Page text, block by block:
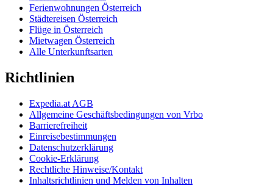
Ferienwohnungen Österreich
Städtereisen Österreich
Flüge in Österreich
Mietwagen Österreich
Alle Unterkunftsarten
Richtlinien
Expedia.at AGB
Allgemeine Geschäftsbedingungen von Vrbo
Barrierefreiheit
Einreisebestimmungen
Datenschutzerklärung
Cookie-Erklärung
Rechtliche Hinweise/Kontakt
Inhaltsrichtlinien und Melden von Inhalten